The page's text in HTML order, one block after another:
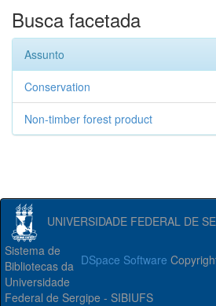
Busca facetada
Assunto
Conservation
Non-timber forest product
UNIVERSIDADE FEDERAL DE
DSpace Software
Sistema de
Bibliotecas da
Universidade
Federal de Sergipe - SIBIUFS